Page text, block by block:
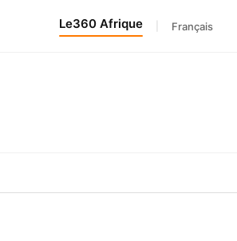
Le360 Afrique Français